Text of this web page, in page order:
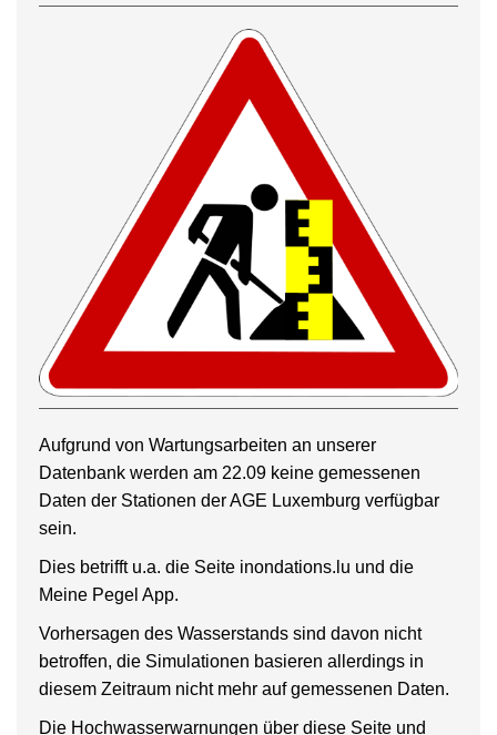
Aufgrund von Wartungsarbeiten an unserer
Datenbank werden am 22.09 keine gemessenen
Daten der Stationen der AGE Luxemburg verfügbar
sein.
Dies betrifft u.a. die Seite inondations.lu und die
Meine Pegel App.
Vorhersagen des Wasserstands sind davon nicht
betroffen, die Simulationen basieren allerdings in
diesem Zeitraum nicht mehr auf gemessenen Daten.
Die Hochwasserwarnungen über diese Seite und